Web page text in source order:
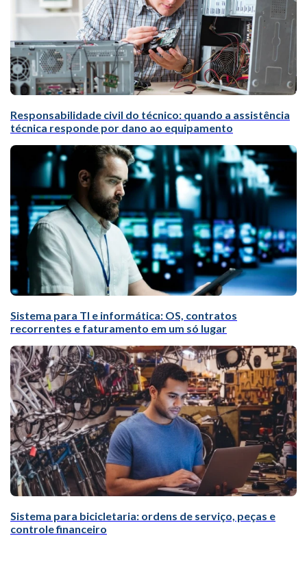
Responsabilidade civil do técnico: quando a assistência
técnica responde por dano ao equipamento
Sistema para TI e informática: OS, contratos
recorrentes e faturamento em um só lugar
Sistema para bicicletaria: ordens de serviço, peças e
controle financeiro